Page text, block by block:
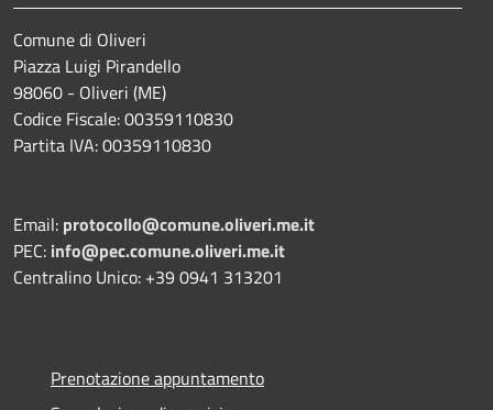
Comune di Oliveri
Piazza Luigi Pirandello
98060 - Oliveri (ME)
Codice Fiscale: 00359110830
Partita IVA: 00359110830
Email: protocollo@comune.oliveri.me.it
PEC: info@pec.comune.oliveri.me.it
Centralino Unico: +39 0941 313201
Prenotazione appuntamento